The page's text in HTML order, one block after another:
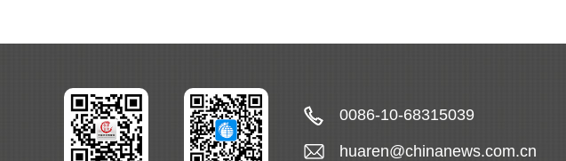
0086-10-68315039
huaren@chinanews.com.cn